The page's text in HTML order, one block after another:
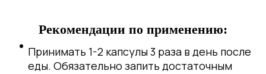
Рекомендации по применению:
Принимать 1-2 капсулы 3 раза в день после
еды. Обязательно запить достаточным